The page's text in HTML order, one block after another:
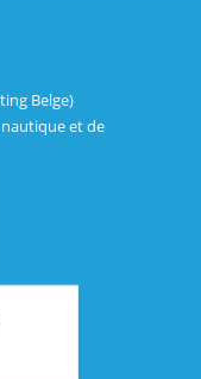
Belge)
et de